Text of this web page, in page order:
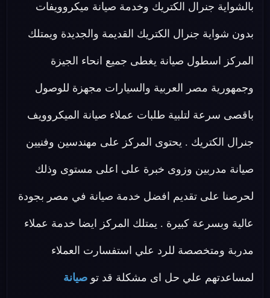
بالشواية جنرال الكتريك وخدمة صيانة ميكروويفات
بدون شواية جنرال الكتريك القديمة والجديدة ويمتلك
المركز اسطول صيانة يغطى جميع انحاء الجيزة
وجمهورية مصر العربية والسيارات مجهزة للوصول
باقصى سرعة لتلبية طلبات عملاء صيانة الميكروويف
جنرال الكتريك . يحتوى المركز على مهندسين وفنيين
صيانة مدربين وزوى خبرة على اعلى مستوى وذلك
لحرصنا على تقديم افضل خدمة صيانة في مصر بجودة
عالية وبسرعة كبيرة . يمتلك المركز ايضا خدمة عملاء
مدربة ومتخصصة للرد علي استفسارت العملاء
لمساعدتهم علي حل اى مشكلة قد تو صيانة